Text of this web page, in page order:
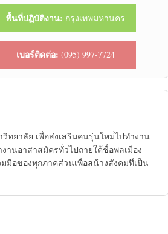
พื้นที่ปฏิบัติงาน: กรุงเทพมหานคร
เบอร์ติดต่อ: (095) 997-7724
ทยาลัย เพื่อส่งเสริมคนรุ่นใหม่่ไปทำงาน
านอาสาสมัครทั่วไปถายใต้ชื่อพลเมือง
มือของทุกภาคส่วนเพื่อสน้างสังคมทึ่เป็น